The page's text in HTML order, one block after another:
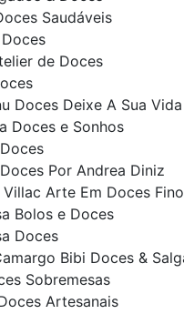
Saudáveis
de Doces
Doces Deixe A Sua
Doces e Sonhos
Por Andrea Diniz
Arte Em Doces
Bolos e Doces
Doces
Bibi Doces &
Sobremesas
Artesanais